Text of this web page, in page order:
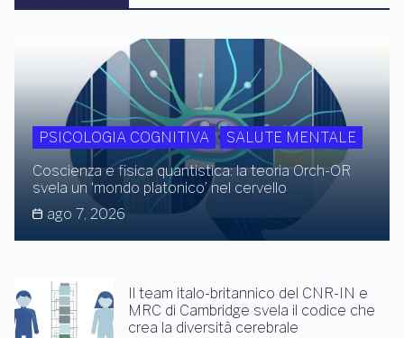
PSICOLOGIA COGNITIVA
SALUTE MENTALE
Coscienza e fisica quantistica: la teoria Orch-OR
svela un ‘mondo platonico’ nel cervello
ago 7, 2026
Il team italo-britannico del CNR-IN e
MRC di Cambridge svela il codice che
crea la diversità cerebrale